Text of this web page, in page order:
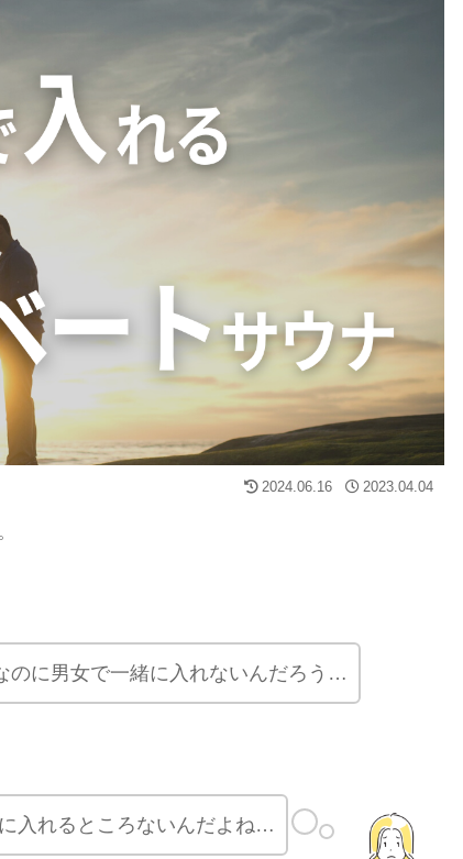
2024.06.16 2023.04.04
のに男女で一緒に入れないんだろう…
入れるところないんだよね…